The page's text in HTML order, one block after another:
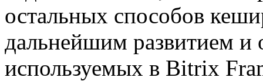
остальных способов
дальнейшим развитием
используемых в Bitrix